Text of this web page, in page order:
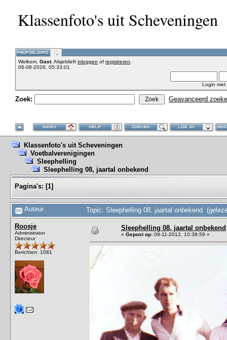
Klassenfoto's uit Scheveningen
Welkom, Gast. Alsjeblieft inloggen of registreren
06-08-2026, 05:33:01
Login met
Zoek: Geavanceerd
Klassenfoto's uit Scheveningen
Voetbalverenigingen
Sleephelling
Sleephelling 08, jaartal onbekend
Pagina's: [1]
Auteur Topic: Sleephelling 08, jaartal onbekend
Roosje
Administrator
Directeur
Berichten: 1081
Sleephelling 08, jaartal onbekend
« Gepost op: 09-11-2012, 10:38:59 »